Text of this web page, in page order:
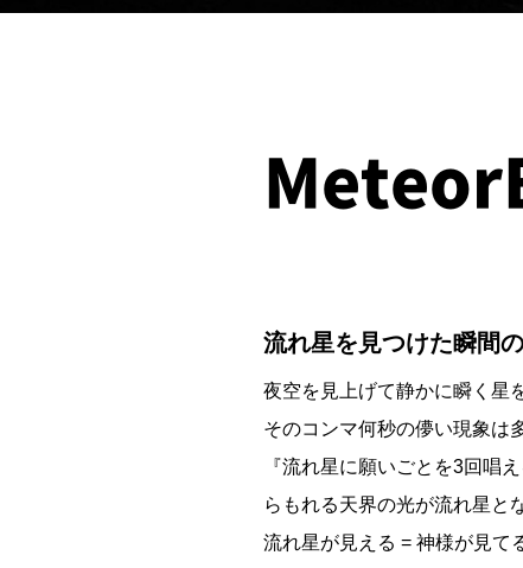
流れ星を見つけた瞬間
夜空を見上げて静かに瞬く星
そのコンマ何秒の儚い現象は
『流れ星に願いごとを3回唱
らもれる天界の光が流れ星と
流れ星が見える = 神様が見て